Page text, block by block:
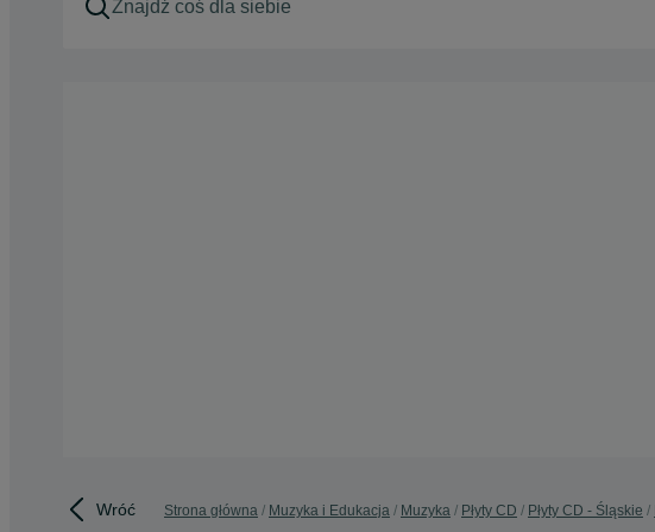
Wróć Strona główna Muzyka i Edukacja Muzyka Płyty CD Płyty CD - Śląskie